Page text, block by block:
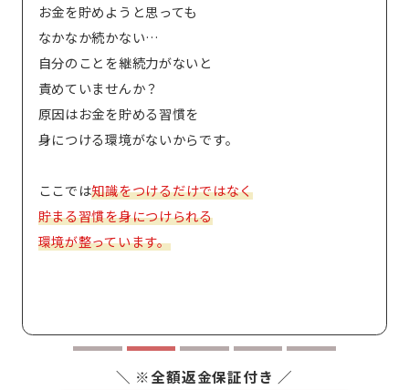
お金を貯めようと思っても
なかなか続かない…
自分のことを継続力がないと
責めていませんか？
原因はお金を貯める習慣を
身につける環境がないからです。
ここでは知識をつけるだけではなく
貯まる習慣を身につけられる
環境が整っています。